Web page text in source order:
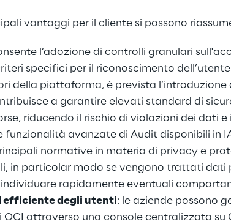
vantaggi per il cliente si possono
l’adozione di controlli granulari
specifici per il riconoscimento
della piattaforma, è prevista
a garantire elevati standard di
riducendo il rischio di violazioni dei dati
funzionalità avanzate di Audit disponibili in
normative in materia di privacy e
in particolar modo se vengono trattati dati
rapidamente eventuali
efficiente degli utenti: le aziende possono
attraverso una console centralizzata su